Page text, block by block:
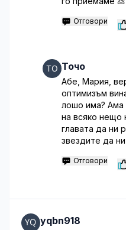
Отговори
Точо
Абе, Мария,
оптимизъм
лошо има? Ама
на всяко нещо
главата да ни
звездите да
Отговори
yqbn918